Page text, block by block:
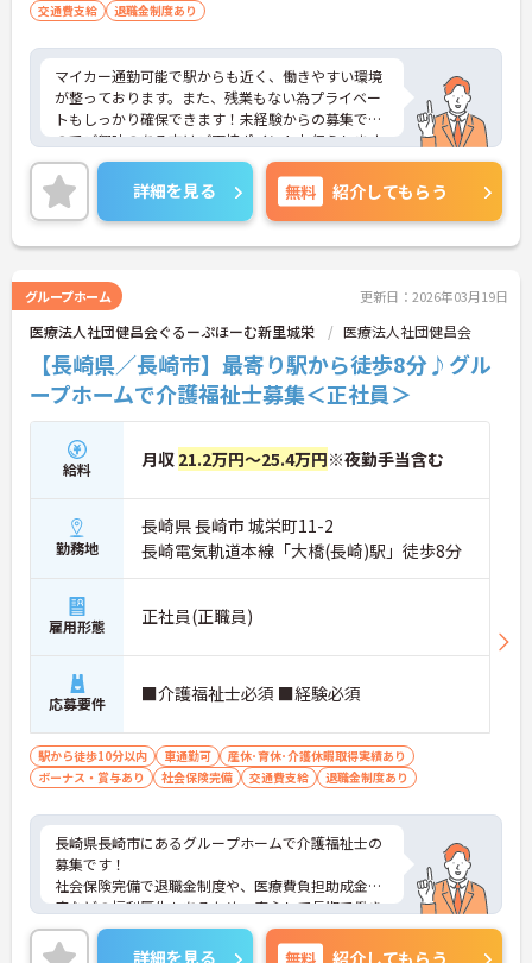
交通費支給
退職金制度あり
マイカー通勤可能で駅からも近く、働きやすい環境
が整っております。また、残業もない為プライベー
トもしっかり確保できます！未経験からの募集です
のでご興味のある方はご面接ポイントお伝えします
のでご気軽にお問い合わせください。
詳細を見る 無料 紹介してもらう
グループホーム 更新日：2026年03月19日
医療法人社団健昌会ぐるーぷほーむ新里城栄 医療法人社団健昌会
【長崎県／長崎市】最寄り駅から徒歩8分♪グル
ープホームで介護福祉士募集＜正社員＞
給料 月収 21.2万円～25.4万円※夜勤手当含む
勤務地
長崎県 長崎市 城栄町11-2
長崎電気軌道本線「大橋(長崎)駅」徒歩8分
雇用形態 正社員(正職員)
応募要件 ■介護福祉士必須 ■経験必須
駅から徒歩10分以内 車通勤可
産休･育休･介護休暇取得実績あり
ボーナス・賞与あり
社会保険完備 交通費支給 退職金制度あり
長崎県長崎市にあるグループホームで介護福祉士の
募集です！
社会保険完備で退職金制度や、医療費負担助成金制
度などの福利厚生もあるため、安心して長期で働き
やすい環境が整っています◎
また、最寄り駅から徒歩8分でマイカー通勤もOKな
詳細を見る 無料